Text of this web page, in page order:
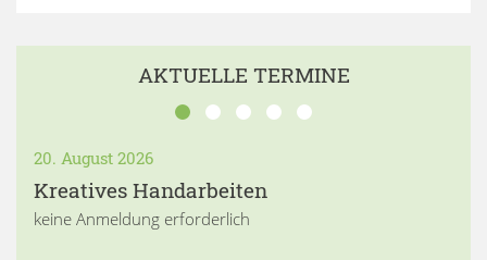
AKTUELLE TERMINE
20. August 2026
Kreatives Handarbeiten
keine Anmeldung erforderlich